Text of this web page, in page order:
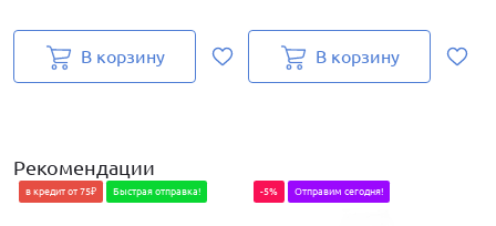
В корзину В корзину
Рекомендации
в кредит от 75₽ Быстрая отправка! -5% Отправим сегодня!